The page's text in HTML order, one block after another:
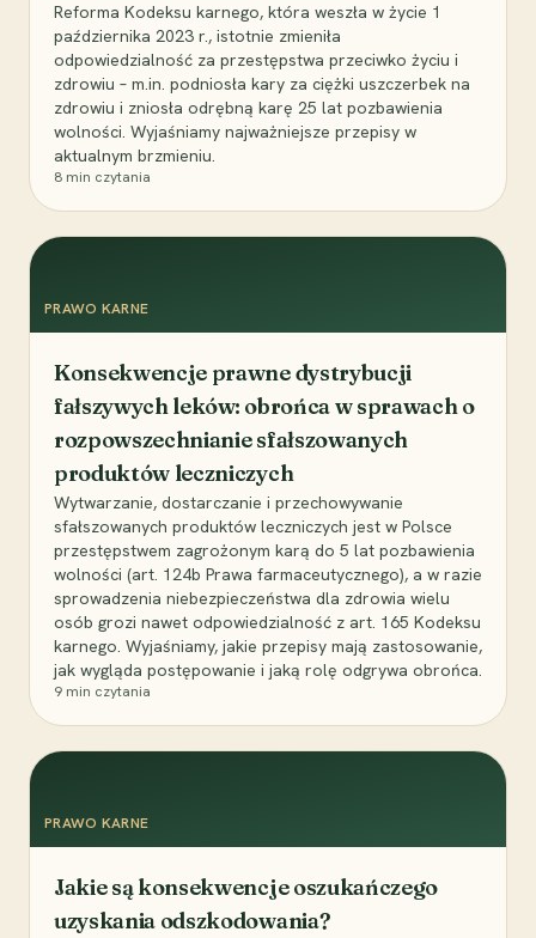
Reforma Kodeksu karnego, która weszła w życie 1
października 2023 r., istotnie zmieniła
odpowiedzialność za przestępstwa przeciwko życiu i
zdrowiu – m.in. podniosła kary za ciężki uszczerbek na
zdrowiu i zniosła odrębną karę 25 lat pozbawienia
wolności. Wyjaśniamy najważniejsze przepisy w
aktualnym brzmieniu.
8 min czytania
PRAWO KARNE
Konsekwencje prawne dystrybucji
fałszywych leków: obrońca w sprawach o
rozpowszechnianie sfałszowanych
produktów leczniczych
Wytwarzanie, dostarczanie i przechowywanie
sfałszowanych produktów leczniczych jest w Polsce
przestępstwem zagrożonym karą do 5 lat pozbawienia
wolności (art. 124b Prawa farmaceutycznego), a w razie
sprowadzenia niebezpieczeństwa dla zdrowia wielu
osób grozi nawet odpowiedzialność z art. 165 Kodeksu
karnego. Wyjaśniamy, jakie przepisy mają zastosowanie,
jak wygląda postępowanie i jaką rolę odgrywa obrońca.
9 min czytania
PRAWO KARNE
Jakie są konsekwencje oszukańczego
uzyskania odszkodowania?